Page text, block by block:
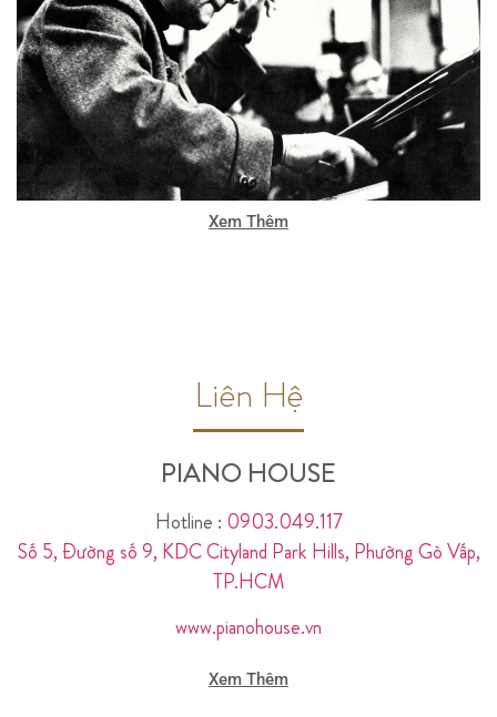
Xem Thêm
Liên Hệ
PIANO HOUSE
Hotline : 0903.049.117
Số 5, Đường số 9, KDC Cityland Park Hills, Phường Gò Vấp,
TP.HCM
www.pianohouse.vn
Xem Thêm